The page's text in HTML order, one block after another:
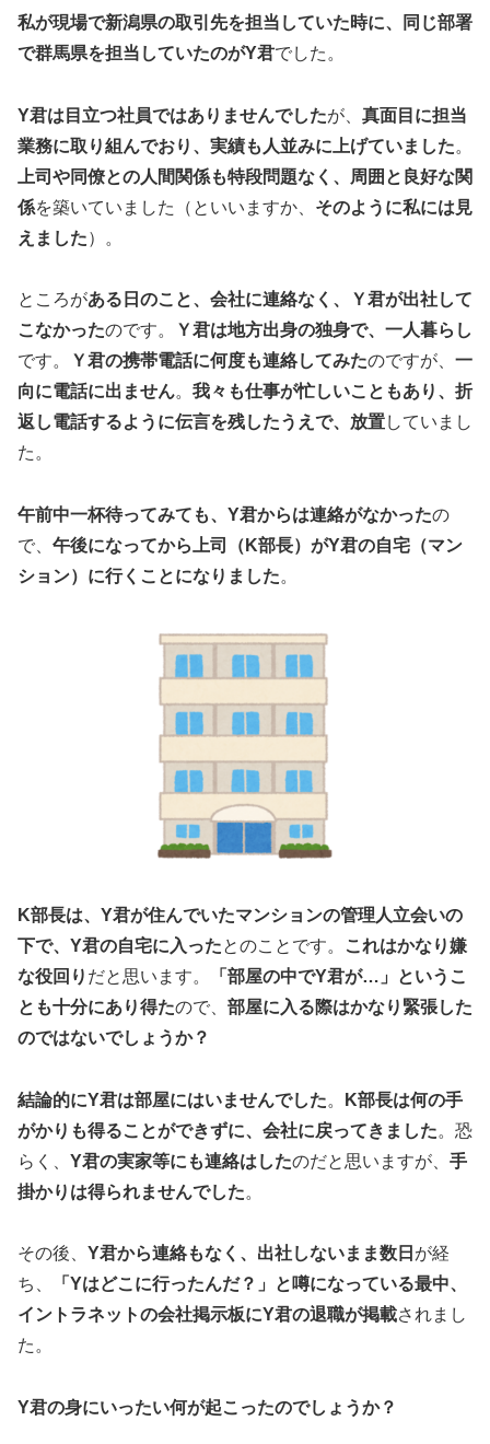
私が現場で新潟県の取引先を担当していた時に、同じ部署
で群馬県を担当していたのがY君でした。
Y君は目立つ社員ではありませんでしたが、 真面目に担当
業務に取り組んでおり、実績も人並みに上げていました。
上司や同僚との人間関係も特段問題なく、周囲と良好な関
係を築いていました（といいますか、 そのように私には見
えました）。
ところがある日のこと、会社に連絡なく、Ｙ君が出社して
こなかったのです。
Ｙ君は地方出身の独身で、一人暮らし
です。
Ｙ君の携帯電話に何度も連絡してみたのですが、 一
向に電話に出ません。 我々も仕事が忙しいこともあり、折
返し電話するように伝言を残したうえで、放置していまし
た。
午前中一杯待ってみても、Y君からは連絡がなかったの
で、 午後になってから上司（K部長）がY君の自宅（マン
ション）に行くことになりました。
K部長は、Y君が住んでいたマンションの管理人立会いの
下で、Y君の自宅に入ったとのことです。
これはかなり嫌
な役回り だと思います。
「部屋の中でY君が…」というこ
とも十分にあり得たので、 部屋に入る際はかなり緊張した
のではないでしょうか？
結論的にY君は部屋にはいませんでした。
K部長は何の手
がかりも得ることができずに、会社に戻ってきました。恐
らく、 Y君の実家等にも連絡はしたのだと思いますが、 手
掛かりは得られませんでした。
その後、 Y君から連絡もなく、出社しないまま数日 が経
ち、
「Yはどこに行ったんだ？」と噂になっている最中、
イントラネットの会社掲示板にY君の退職が掲載されまし
た。
Y君の身にいったい何が起こったのでしょうか？